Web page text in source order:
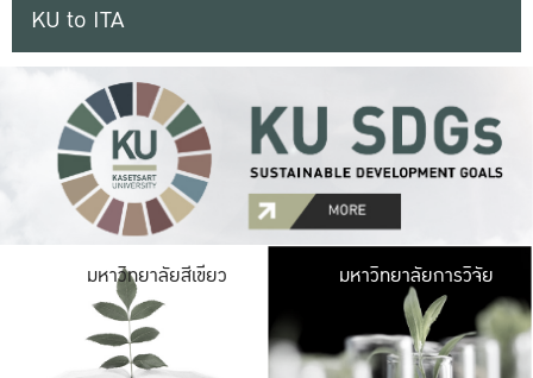
KU to ITA
มหาวิทยาลัยสีเขียว มหาวิ
มีพื้นที่เขียวสดใส
เป็นป่าในเมือง เกษต
มหาวิทยาลัยการวิจัย